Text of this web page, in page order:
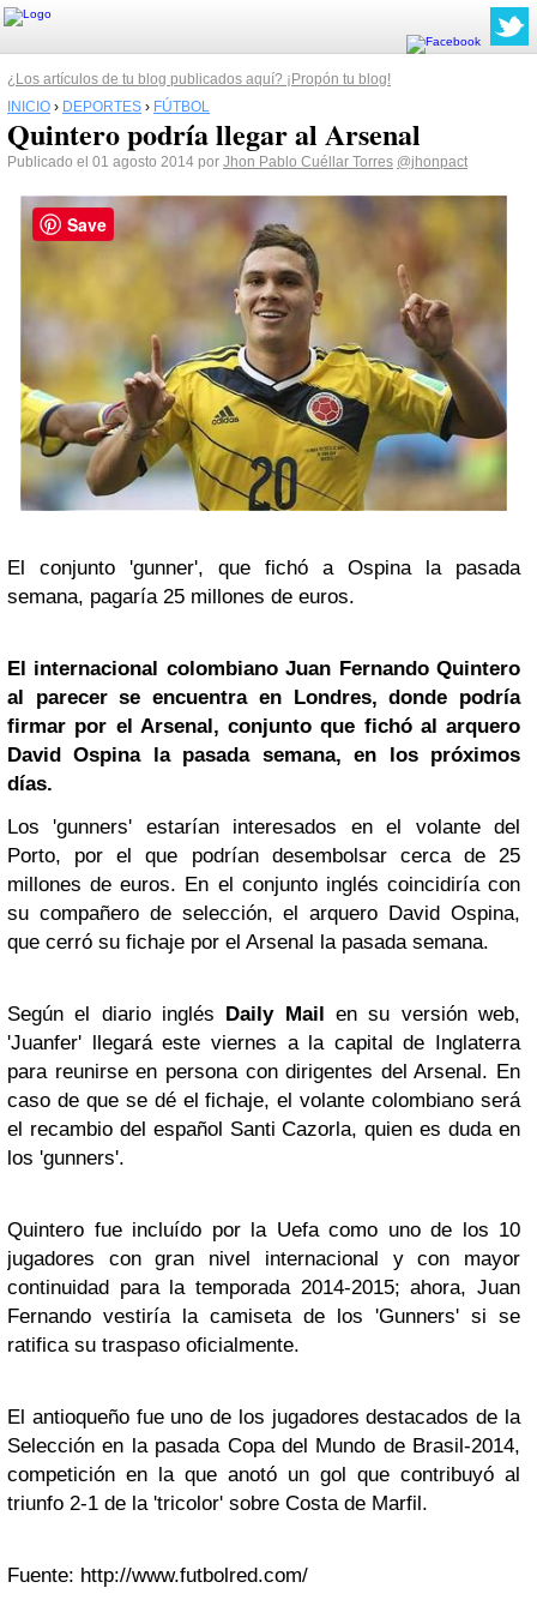
¿Los artículos de tu blog publicados aquí? ¡Propón tu blog!
INICIO › DEPORTES › FÚTBOL
Quintero podría llegar al Arsenal
Publicado el 01 agosto 2014 por Jhon Pablo Cuéllar Torres @jhonpact
El conjunto 'gunner', que fichó a Ospina la pasada
semana, pagaría 25 millones de euros.
El internacional colombiano Juan Fernando Quintero
al parecer se encuentra en Londres, donde podría
firmar por el Arsenal, conjunto que fichó al arquero
David Ospina la pasada semana, en los próximos
días.
Los 'gunners' estarían interesados en el volante del
Porto, por el que podrían desembolsar cerca de 25
millones de euros. En el conjunto inglés coincidiría con
su compañero de selección, el arquero David Ospina,
que cerró su fichaje por el Arsenal la pasada semana.
Según el diario inglés Daily Mail
en su versión web,
'Juanfer' llegará este viernes a la capital de Inglaterra
para reunirse en persona con dirigentes del Arsenal. En
caso de que se dé el fichaje, el volante colombiano será
el recambio del español Santi Cazorla, quien es duda en
los 'gunners'.
Quintero fue incluído por la Uefa como uno de los 10
jugadores con gran nivel internacional y con mayor
continuidad para la temporada 2014-2015; ahora, Juan
Fernando vestiría la camiseta de los 'Gunners' si se
ratifica su traspaso oficialmente.
El antioqueño fue uno de los jugadores destacados de la
Selección en la pasada Copa del Mundo de Brasil-2014,
competición en la que anotó un gol que contribuyó al
triunfo 2-1 de la 'tricolor' sobre Costa de Marfil.
Fuente: http://www.futbolred.com/
Save